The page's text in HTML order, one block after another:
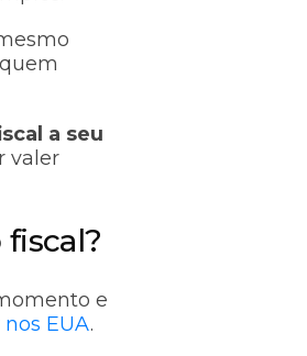
a seu
valer
e
EUA.